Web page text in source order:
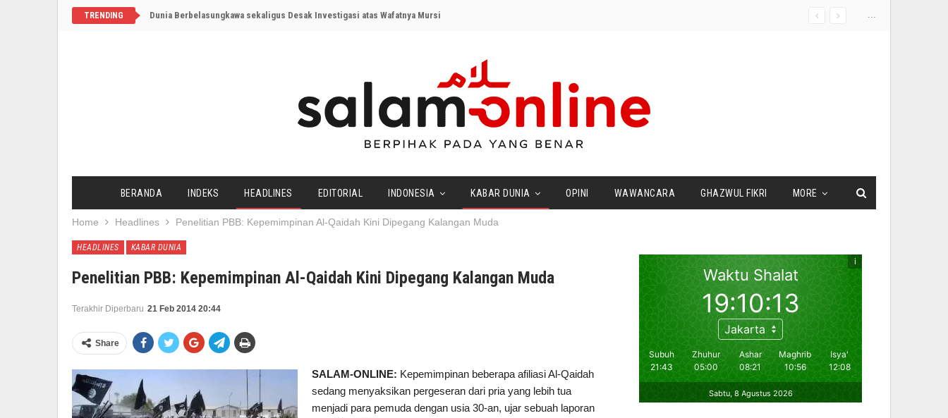
...
TRENDING Dunia Berbelasungkawa sekaligus Desak Investigasi atas Wafatnya Mursi
BERANDA INDEKS HEADLINES EDITORIAL INDONESIA KABAR DUNIA OPINI WAWANCARA GHAZWUL FIKRI MORE
Home Headlines Penelitian PBB: Kepemimpinan Al-Qaidah Kini Dipegang Kalangan Muda
HEADLINES KABAR DUNIA
Penelitian PBB: Kepemimpinan Al-Qaidah Kini Dipegang Kalangan Muda
Terakhir Diperbaru 21 Feb 2014 20:44
Share
SALAM-ONLINE: Kepemimpinan beberapa afiliasi Al-Qaidah
sedang menyaksikan pergeseran dari pria yang lebih tua
menjadi para pemuda dengan usia 30-an, ujar sebuah laporan